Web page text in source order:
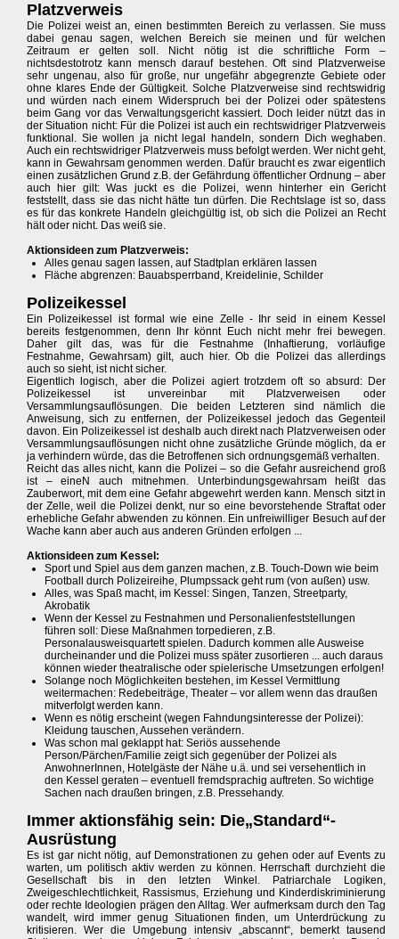
Platzverweis
Die Polizei weist an, einen bestimmten Bereich zu verlassen. Sie muss
dabei genau sagen, welchen Bereich sie meinen und für welchen
Zeitraum er gelten soll. Nicht nötig ist die schriftliche Form –
nichtsdestotrotz kann mensch darauf bestehen. Oft sind Platzverweise
sehr ungenau, also für große, nur ungefähr abgegrenzte Gebiete oder
ohne klares Ende der Gültigkeit. Solche Platzverweise sind rechtswidrig
und würden nach einem Widerspruch bei der Polizei oder spätestens
beim Gang vor das Verwaltungsgericht kassiert. Doch leider nützt das in
der Situation nicht: Für die Polizei ist auch ein rechtswidriger Platzverweis
funktional. Sie wollen ja nicht legal handeln, sondern Dich weghaben.
Auch ein rechtswidriger Platzverweis muss befolgt werden. Wer nicht geht,
kann in Gewahrsam genommen werden. Dafür braucht es zwar eigentlich
einen zusätzlichen Grund z.B. der Gefährdung öffentlicher Ordnung – aber
auch hier gilt: Was juckt es die Polizei, wenn hinterher ein Gericht
feststellt, dass sie das nicht hätte tun dürfen. Die Rechtslage ist so, dass
es für das konkrete Handeln gleichgültig ist, ob sich die Polizei an Recht
hält oder nicht. Das weiß sie.
Aktionsideen zum Platzverweis:
Alles genau sagen lassen, auf Stadtplan erklären lassen
Fläche abgrenzen: Bauabsperrband, Kreidelinie, Schilder
Polizeikessel
Ein Polizeikessel ist formal wie eine Zelle - Ihr seid in einem Kessel
bereits festgenommen, denn Ihr könnt Euch nicht mehr frei bewegen.
Daher gilt das, was für die Festnahme (Inhaftierung, vorläufige
Festnahme, Gewahrsam) gilt, auch hier. Ob die Polizei das allerdings
auch so sieht, ist nicht sicher.
Eigentlich logisch, aber die Polizei agiert trotzdem oft so absurd: Der
Polizeikessel ist unvereinbar mit Platzverweisen oder
Versammlungsauflösungen. Die beiden Letzteren sind nämlich die
Anweisung, sich zu entfernen, der Polizeikessel jedoch das Gegenteil
davon. Ein Polizeikessel ist deshalb auch direkt nach Platzverweisen oder
Versammlungsauflösungen nicht ohne zusätzliche Gründe möglich, da er
ja verhindern würde, das die Betroffenen sich ordnungsgemäß verhalten.
Reicht das alles nicht, kann die Polizei – so die Gefahr ausreichend groß
ist – eineN auch mitnehmen. Unterbindungsgewahrsam heißt das
Zauberwort, mit dem eine Gefahr abgewehrt werden kann. Mensch sitzt in
der Zelle, weil die Polizei denkt, nur so eine bevorstehende Straftat oder
erhebliche Gefahr abwenden zu können. Ein unfreiwilliger Besuch auf der
Wache kann aber auch aus anderen Gründen erfolgen ...
Aktionsideen zum Kessel:
Sport und Spiel aus dem ganzen machen, z.B. Touch-Down wie beim
Football durch Polizeireihe, Plumpssack geht rum (von außen) usw.
Alles, was Spaß macht, im Kessel: Singen, Tanzen, Streetparty,
Akrobatik
Wenn der Kessel zu Festnahmen und Personalienfeststellungen
führen soll: Diese Maßnahmen torpedieren, z.B.
Personalausweisquartett spielen. Dadurch kommen alle Ausweise
durcheinander und die Polizei muss später zusortieren ... auch daraus
können wieder theatralische oder spielerische Umsetzungen erfolgen!
Solange noch Möglichkeiten bestehen, im Kessel Vermittlung
weitermachen: Redebeiträge, Theater – vor allem wenn das draußen
mitverfolgt werden kann.
Wenn es nötig erscheint (wegen Fahndungsinteresse der Polizei):
Kleidung tauschen, Aussehen verändern.
Was schon mal geklappt hat: Seriös aussehende
Person/Pärchen/Familie zeigt sich gegenüber der Polizei als
AnwohnerInnen, Hotelgäste der Nähe u.ä. und sei versehentlich in
den Kessel geraten – eventuell fremdsprachig auftreten. So wichtige
Sachen nach draußen bringen, z.B. Pressehandy.
Immer aktionsfähig sein: Die„Standard“-
Ausrüstung
Es ist gar nicht nötig, auf Demonstrationen zu gehen oder auf Events zu
warten, um politisch aktiv werden zu können. Herrschaft durchzieht die
Gesellschaft bis in den letzten Winkel. Patriarchale Logiken,
Zweigeschlechtlichkeit, Rassismus, Erziehung und Kinderdiskriminierung
oder rechte Ideologien prägen den Alltag. Wer aufmerksam durch den Tag
wandelt, wird immer genug Situationen finden, um Unterdrückung zu
kritisieren. Wer die Umgebung intensiv „abscannt“, bemerkt tausend